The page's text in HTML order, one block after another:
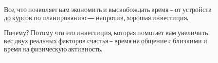
Все, что позволяет вам экономить и высвобождать время – от устройств
до курсов по планированию — напротив, хорошая инвестиция.
Почему? Потому что это инвестиция, которая помогает вам увеличить
вес двух реальных факторов счастья – время на общение с близкими и
время на физическую активность.